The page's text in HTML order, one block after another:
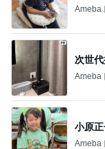
Ameba
次世
Ameba
小原
Ameba